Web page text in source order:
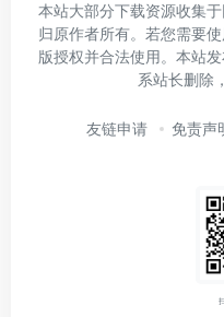
本站大部分下载资源收集
归原作者所有。若您需要
版授权并合法使用。本站
系站长删除
友链申请 免责声